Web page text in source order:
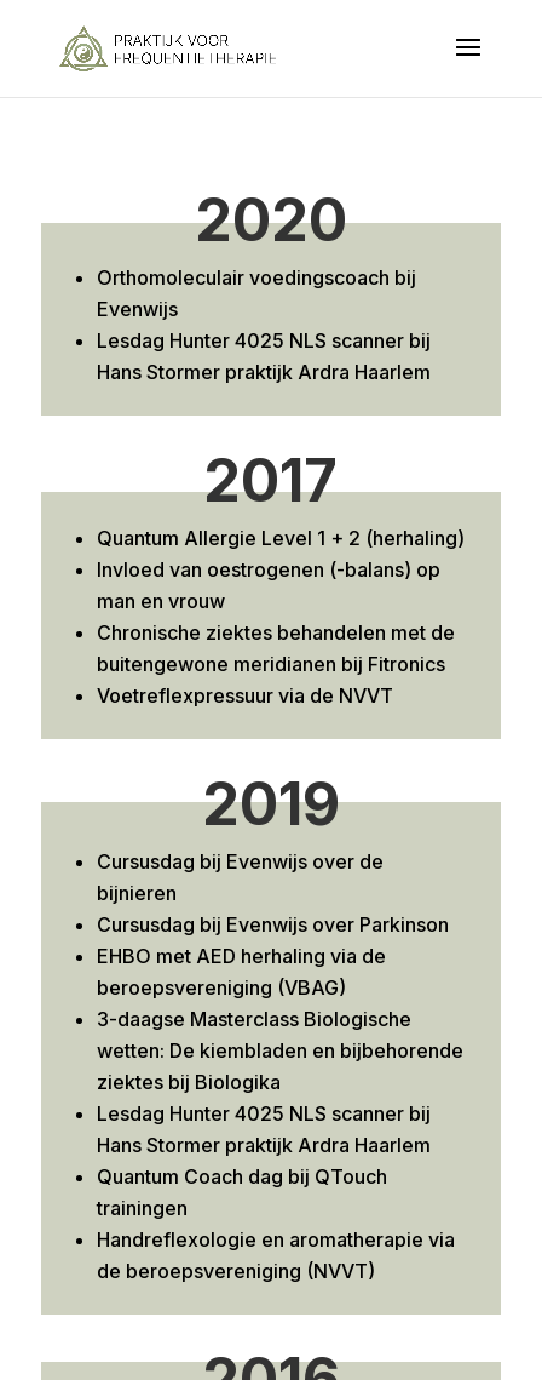
2020
Orthomoleculair voedingscoach bij
Evenwijs
Lesdag Hunter 4025 NLS scanner bij
Hans Stormer praktijk Ardra Haarlem
2017
Quantum Allergie Level 1 + 2 (herhaling)
Invloed van oestrogenen (-balans) op
man en vrouw
Chronische ziektes behandelen met de
buitengewone meridianen bij Fitronics
Voetreflexpressuur via de NVVT
2019
Cursusdag bij Evenwijs over de
bijnieren
Cursusdag bij Evenwijs over Parkinson
EHBO met AED herhaling via de
beroepsvereniging (VBAG)
3-daagse Masterclass Biologische
wetten: De kiembladen en bijbehorende
ziektes bij Biologika
Lesdag Hunter 4025 NLS scanner bij
Hans Stormer praktijk Ardra Haarlem
Quantum Coach dag bij QTouch
trainingen
Handreflexologie en aromatherapie via
de beroepsvereniging (NVVT)